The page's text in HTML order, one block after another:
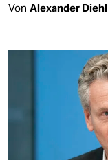
Von Alexander Diehl